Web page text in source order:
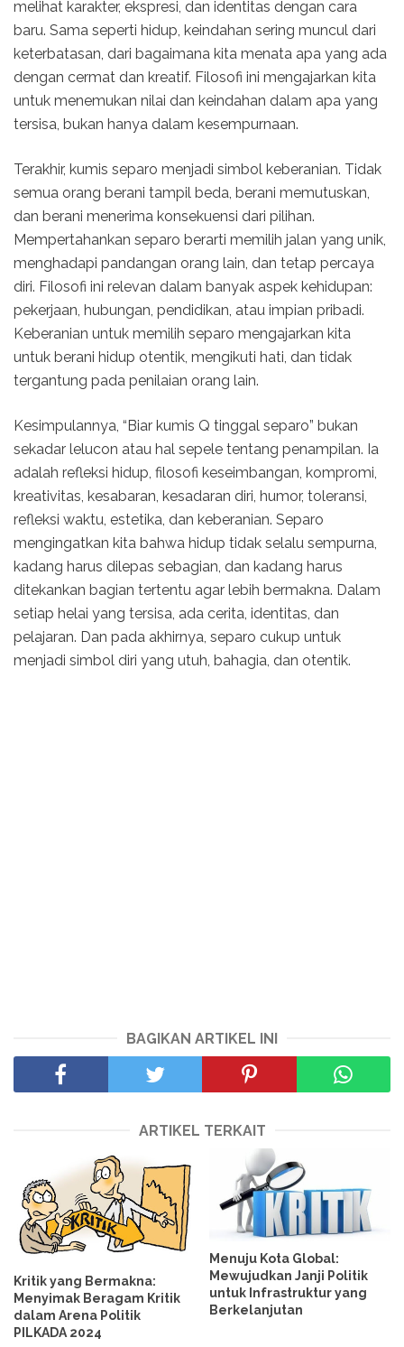
melihat karakter, ekspresi, dan identitas dengan cara
baru. Sama seperti hidup, keindahan sering muncul dari
keterbatasan, dari bagaimana kita menata apa yang ada
dengan cermat dan kreatif. Filosofi ini mengajarkan kita
untuk menemukan nilai dan keindahan dalam apa yang
tersisa, bukan hanya dalam kesempurnaan.
Terakhir, kumis separo menjadi simbol keberanian. Tidak
semua orang berani tampil beda, berani memutuskan,
dan berani menerima konsekuensi dari pilihan.
Mempertahankan separo berarti memilih jalan yang unik,
menghadapi pandangan orang lain, dan tetap percaya
diri. Filosofi ini relevan dalam banyak aspek kehidupan:
pekerjaan, hubungan, pendidikan, atau impian pribadi.
Keberanian untuk memilih separo mengajarkan kita
untuk berani hidup otentik, mengikuti hati, dan tidak
tergantung pada penilaian orang lain.
Kesimpulannya, “Biar kumis Q tinggal separo” bukan
sekadar lelucon atau hal sepele tentang penampilan. Ia
adalah refleksi hidup, filosofi keseimbangan, kompromi,
kreativitas, kesabaran, kesadaran diri, humor, toleransi,
refleksi waktu, estetika, dan keberanian. Separo
mengingatkan kita bahwa hidup tidak selalu sempurna,
kadang harus dilepas sebagian, dan kadang harus
ditekankan bagian tertentu agar lebih bermakna. Dalam
setiap helai yang tersisa, ada cerita, identitas, dan
pelajaran. Dan pada akhirnya, separo cukup untuk
menjadi simbol diri yang utuh, bahagia, dan otentik.
BAGIKAN ARTIKEL INI
ARTIKEL TERKAIT
Kritik yang Bermakna:
Menyimak Beragam Kritik
dalam Arena Politik
PILKADA 2024
Menuju Kota Global:
Mewujudkan Janji Politik
untuk Infrastruktur yang
Berkelanjutan